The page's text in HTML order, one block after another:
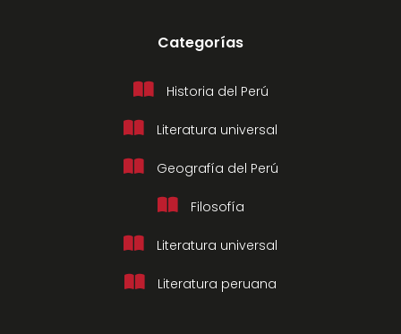
Categorías
Historia del Perú
Literatura universal
Geografía del Perú
Filosofía
Literatura universal
Literatura peruana